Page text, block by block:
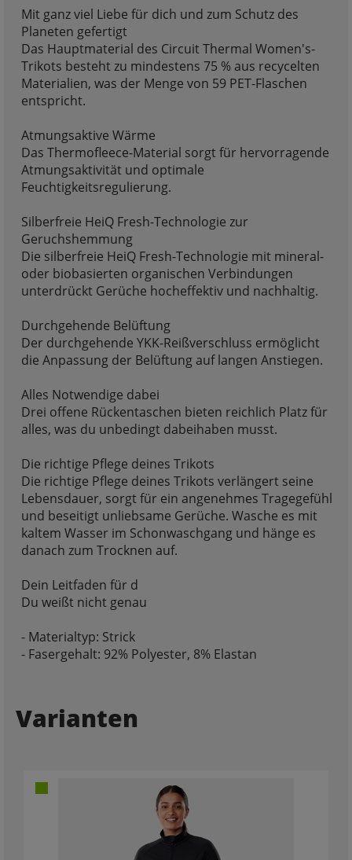
Mit ganz viel Liebe für dich und zum Schutz des
Planeten gefertigt
Das Hauptmaterial des Circuit Thermal Women's-
Trikots besteht zu mindestens 75 % aus recycelten
Materialien, was der Menge von 59 PET-Flaschen
entspricht.
Atmungsaktive Wärme
Das Thermofleece-Material sorgt für hervorragende
Atmungsaktivität und optimale
Feuchtigkeitsregulierung.
Silberfreie HeiQ Fresh-Technologie zur
Geruchshemmung
Die silberfreie HeiQ Fresh-Technologie mit mineral-
oder biobasierten organischen Verbindungen
unterdrückt Gerüche hocheffektiv und nachhaltig.
Durchgehende Belüftung
Der durchgehende YKK-Reißverschluss ermöglicht
die Anpassung der Belüftung auf langen Anstiegen.
Alles Notwendige dabei
Drei offene Rückentaschen bieten reichlich Platz für
alles, was du unbedingt dabeihaben musst.
Die richtige Pflege deines Trikots
Die richtige Pflege deines Trikots verlängert seine
Lebensdauer, sorgt für ein angenehmes Tragegefühl
und beseitigt unliebsame Gerüche. Wasche es mit
kaltem Wasser im Schonwaschgang und hänge es
danach zum Trocknen auf.
Dein Leitfaden für d
Du weißt nicht genau
- Materialtyp: Strick
- Fasergehalt: 92% Polyester, 8% Elastan
Varianten